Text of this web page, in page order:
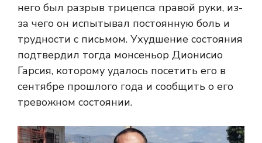
него был разрыв трицепса правой руки, из-
за чего он испытывал постоянную боль и
трудности с письмом. Ухудшение состояния
подтвердил тогда монсеньор Дионисио
Гарсия, которому удалось посетить его в
сентябре прошлого года и сообщить о его
тревожном состоянии.